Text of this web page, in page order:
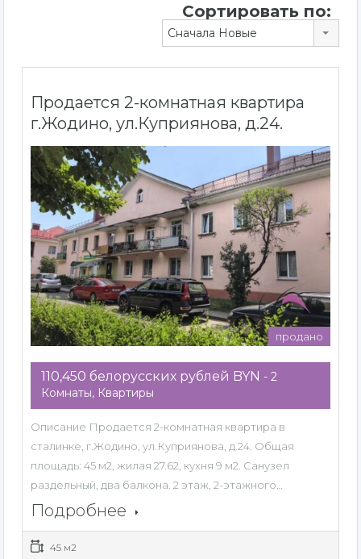
Сортировать по:
Сначала Новые
Продается 2-комнатная квартира
г.Жодино, ул.Куприянова, д.24.
продано
110,450 белорусских рублей BYN - 2
Комнаты, Квартиры
Описание Продается 2-комнатная квартира в
сталинке, г.Жодино, ул.Куприянова, д.24. Общая
площадь: 45 м2, жилая 27.62, кухня 9 м2. Санузел
раздельный, два балкона. 2 этаж, 2-этажного…
Подробнее
45 м2